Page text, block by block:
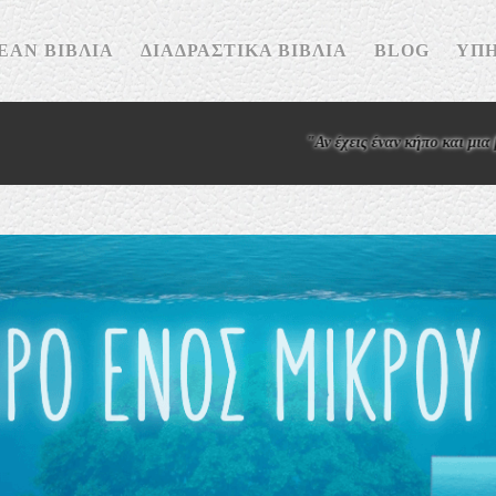
ΒΙΒΛΊΑ ΔΙΑΔΡΑΣΤΙΚΆ ΒΙΒΛΊΑ BLOG
"Αν έχεις έναν κήπο και μια βιβλιοθήκη,